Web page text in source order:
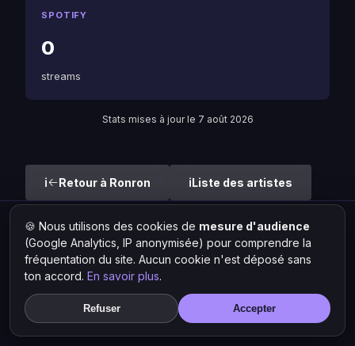
SPOTIFY
0
streams
Stats mises à jour le 7 août 2026
Retour à Ronron Liste des artistes
Hit Lokal·L'actu rap & musique urbaine
© 2026 — Tous droits réservés ·Mentions légales·Gérer les
cookies
🍪 Nous utilisons des cookies de mesure d'audience
(Google Analytics, IP anonymisée) pour comprendre la
fréquentation du site. Aucun cookie n'est déposé sans
ton accord. En savoir plus.
Refuser Accepter